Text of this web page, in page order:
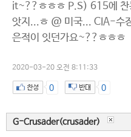
it~??ㅎㅎㅎ P.S) 615에
앗지...ㅎ @ 미국... CIA-수
은적이 잇던가요~??ㅎㅎㅎ
2020-03-20 오전 8:11:33
0 0
G-Crusader(crusader)